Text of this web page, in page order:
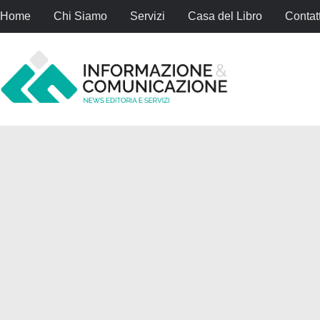
Home Chi Siamo Servizi Casa del Libro